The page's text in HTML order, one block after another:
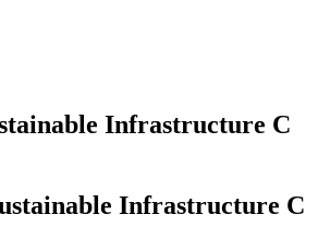
Infrastructure C
Infrastructure C